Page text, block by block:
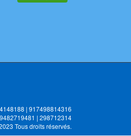
| 917498814316
| 298712314
Tous droits réservés.